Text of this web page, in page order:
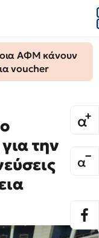
ΑΦΜ κάνουν
voucher
την